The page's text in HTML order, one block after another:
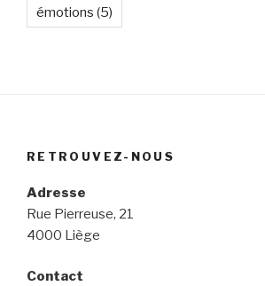
émotions (5)
RETROUVEZ-NOUS
Adresse
Rue Pierreuse, 21
4000 Liège
Contact